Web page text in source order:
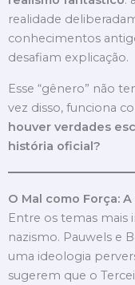
realidade
conhecimentos
desafiam explicação.
Esse “gênero” não
vez disso, funciona
houver verdades
história oficial?
O Mal como Força:
Entre os temas mais
nazismo. Pauwels e
uma ideologia
sugerem que o